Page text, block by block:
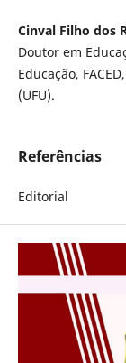
Cinval Filho dos
Doutor em
Educação,
(UFU).
Referências
Editorial